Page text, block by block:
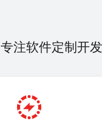
专注软件定制开